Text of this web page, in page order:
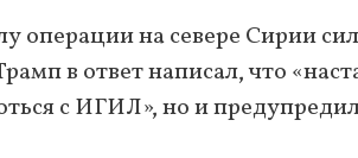
операции на севере Сирии
в ответ написал, что
с ИГИЛ», но и